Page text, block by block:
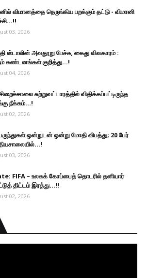
விமானத்தை நெருங்கிய பறக்கும் தட்டு - விமானி
03, 2026
ஸ்டாலின் அவதூறு பேச்சு, கைது விவகாரம் :
கண்டனங்கள் குறித்து...!
04, 2026
சுற்றுவட்டாரத்தில் விதிக்கப்பட்டிருந்த
நீக்கம்...!
02, 2026
ஒன்றுடன் ஒன்று மோதி விபத்து; 20 பேர்
03, 2026
FIFA – உலகக் கோப்பைத் தொடரில் தனியார்
திட்டம் இரத்து...!!
02, 2026